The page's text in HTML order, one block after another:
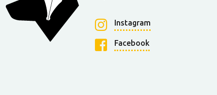
Instagram
Facebook